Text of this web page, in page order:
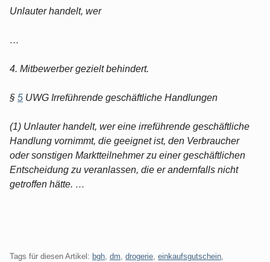
Unlauter handelt, wer
…
4. Mitbewerber gezielt behindert.
§ 5 UWG Irreführende geschäftliche Handlungen
(1) Unlauter handelt, wer eine irreführende geschäftliche
Handlung vornimmt, die geeignet ist, den Verbraucher
oder sonstigen Marktteilnehmer zu einer geschäftlichen
Entscheidung zu veranlassen, die er andernfalls nicht
getroffen hätte. …
Tags für diesen Artikel: bgh dm drogerie einkaufsgutschein